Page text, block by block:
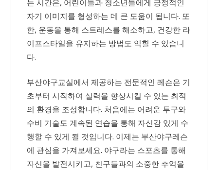
는 시간은, 어린이들과 청소년들에게 긍정적인
자기 이미지를 형성하는 데 큰 도움이 됩니다. 또
한, 운동을 통해 스트레스를 해소하고, 건강한 라
이프스타일을 유지하는 방법도 익힐 수 있습니
다.
부산야구교실에서 제공하는 전문적인 레슨은 기
초부터 시작하여 실력을 향상시킬 수 있는 최적
의 환경을 조성합니다. 처음에는 어려운 투구와
수비 기술도 계속된 연습을 통해 자신감 있게 수
행할 수 있게 될 것입니다. 이제는 부산야구레슨
에 관심을 가져보세요. 야구라는 스포츠를 통해
자신을 발전시키고, 친구들과의 소중한 추억을